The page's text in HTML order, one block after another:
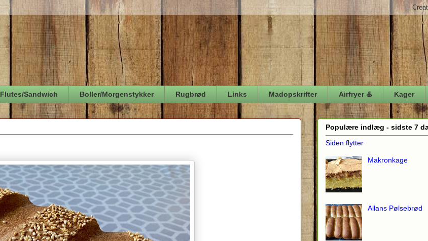
Flutes/Sandwich Boller/Morgenstykker Rugbrød Links Madopskrifter Airfryer ♨️ Kager
Populære indlæg - sidste 7
Siden flytter
Makronkage
Allans Pølsebrød